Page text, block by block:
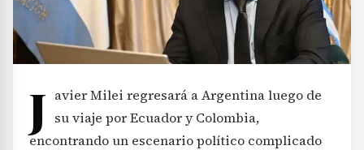
J avier Milei regresará a Argentina luego de
su viaje por Ecuador y Colombia,
encontrando un escenario político complicado